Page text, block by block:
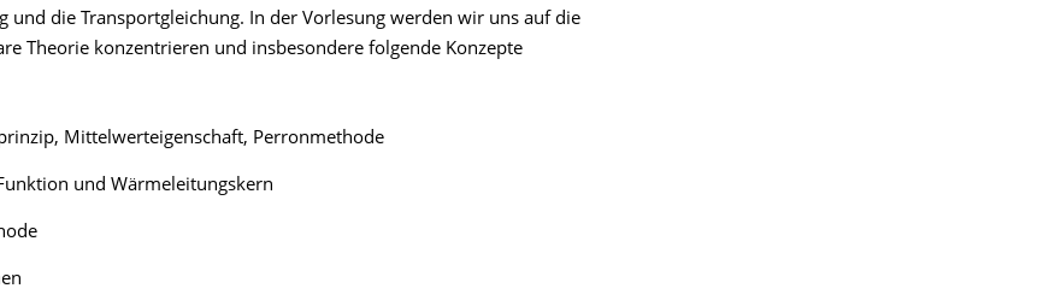
und die Transportgleichung. In der Vorlesung werden wir uns auf die
Theorie konzentrieren und insbesondere folgende Konzepte
Mittelwerteigenschaft, Perronmethode
und Wärmeleitungskern